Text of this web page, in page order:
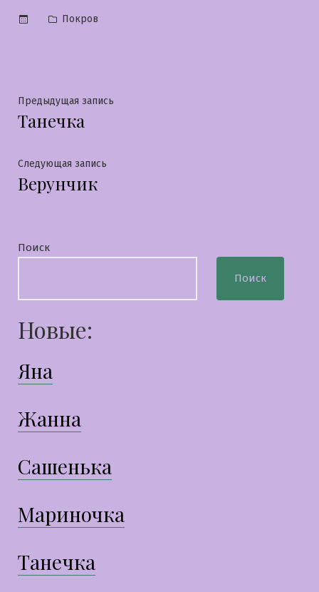
Опубликовано
Покров
Навигация
по
записям
Предыдущая запись
Танечка
Следующая запись
Верунчик
Поиск
Поиск
Новые:
Яна
Жанна
Сашенька
Мариночка
Танечка